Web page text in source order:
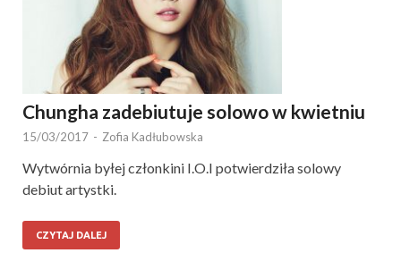
Chungha zadebiutuje solowo w kwietniu
15/03/2017 - Zofia Kadłubowska
Wytwórnia byłej członkini I.O.I potwierdziła solowy
debiut artystki.
CZYTAJ DALEJ